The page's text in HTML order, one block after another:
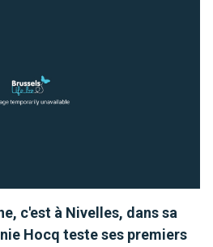
c'est à Nivelles, dans sa
Hocq teste ses premiers